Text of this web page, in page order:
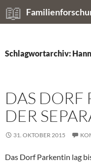
Zum
Inhalt
Suchen
Schlagwortarchiv:
DAS DORF
DER
31. OKTOBER 2015
Das Dorf Parkentin lag